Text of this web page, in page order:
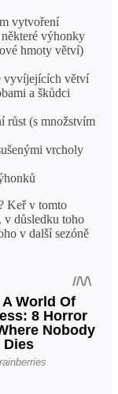
vytvoření
výhonky
hmoty větví)
vyvíjejících větví
a škůdci
růst (s množstvím
vrcholy
Keř v tomto
v důsledku toho
v další sezóně